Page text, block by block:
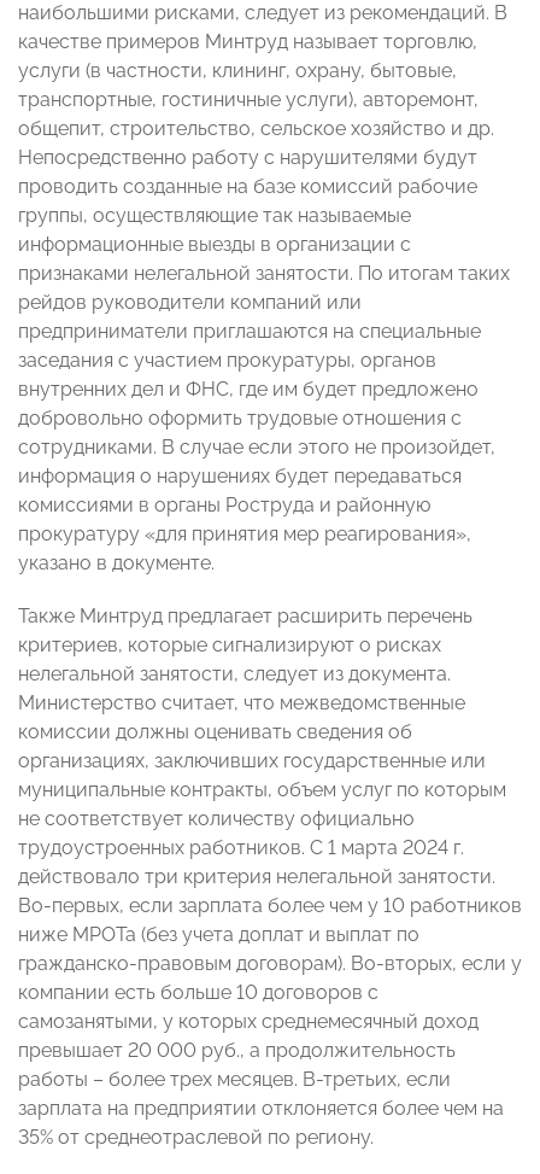
наибольшими рисками, следует из рекомендаций. В
качестве примеров Минтруд называет торговлю,
услуги (в частности, клининг, охрану, бытовые,
транспортные, гостиничные услуги), авторемонт,
общепит, строительство, сельское хозяйство и др.
Непосредственно работу с нарушителями будут
проводить созданные на базе комиссий рабочие
группы, осуществляющие так называемые
информационные выезды в организации с
признаками нелегальной занятости. По итогам таких
рейдов руководители компаний или
предприниматели приглашаются на специальные
заседания с участием прокуратуры, органов
внутренних дел и ФНС, где им будет предложено
добровольно оформить трудовые отношения с
сотрудниками. В случае если этого не произойдет,
информация о нарушениях будет передаваться
комиссиями в органы Роструда и районную
прокуратуру «для принятия мер реагирования»,
указано в документе.
Также Минтруд предлагает расширить перечень
критериев, которые сигнализируют о рисках
нелегальной занятости, следует из документа.
Министерство считает, что межведомственные
комиссии должны оценивать сведения об
организациях, заключивших государственные или
муниципальные контракты, объем услуг по которым
не соответствует количеству официально
трудоустроенных работников. С 1 марта 2024 г.
действовало три критерия нелегальной занятости.
Во-первых, если зарплата более чем у 10 работников
ниже МРОТа (без учета доплат и выплат по
гражданско-правовым договорам). Во-вторых, если у
компании есть больше 10 договоров с
самозанятыми, у которых среднемесячный доход
превышает 20 000 руб., а продолжительность
работы – более трех месяцев. В-третьих, если
зарплата на предприятии отклоняется более чем на
35% от среднеотраслевой по региону.